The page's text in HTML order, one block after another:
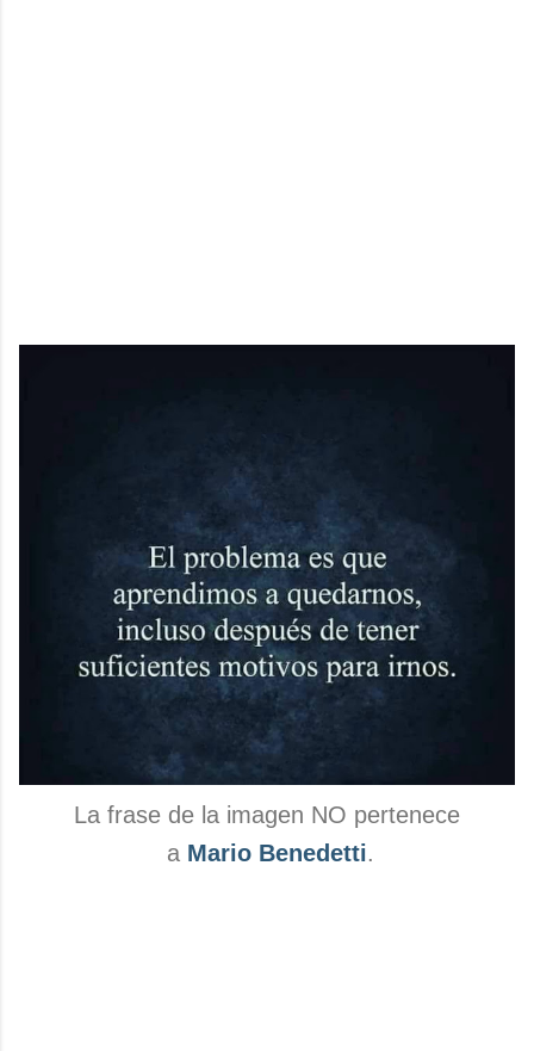
La frase de la imagen NO pertenece
a Mario Benedetti.